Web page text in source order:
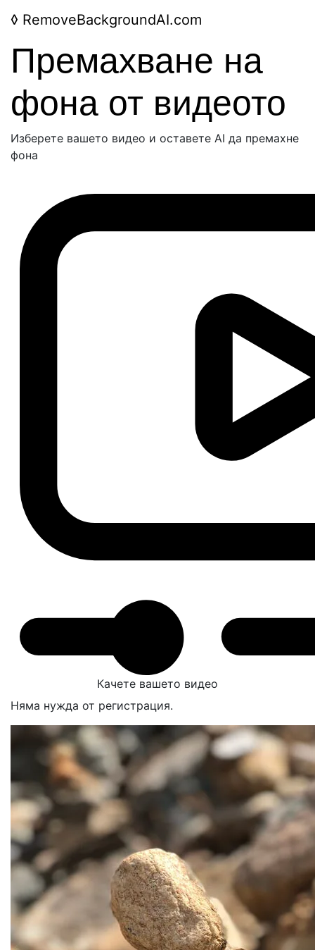
◊ RemoveBackgroundAI.com
Премахване на
фона от видеото
Изберете вашето видео и оставете AI да премахне
фона
Качете вашето видео
Няма нужда от регистрация.